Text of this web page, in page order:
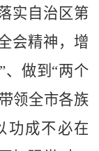
实自治区第
会精神，增
、做到“两个
领全市各族
功成不必在